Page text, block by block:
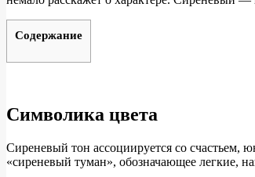
Содержание
Символика цвета
Сиреневый тон ассоциируется со
«сиреневый туман», обозначающее легкие,